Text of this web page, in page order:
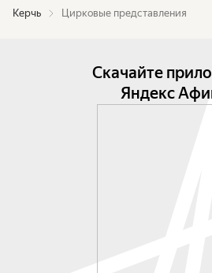
Керчь Цирковые представления
Скачайте
Яндекс